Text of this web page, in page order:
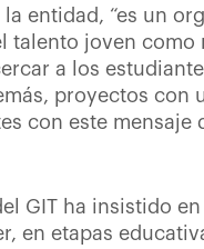
entidad, “es un
talento joven
a los
proyectos con
con este mensaje
GIT ha insistido
en etapas